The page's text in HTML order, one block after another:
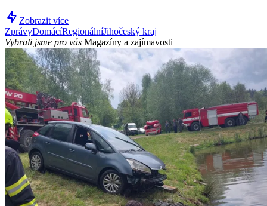
Zobrazit více
ZprávyDomácíRegionálníJihočeský kraj
Vybrali jsme pro vás Magazíny a zajímavosti